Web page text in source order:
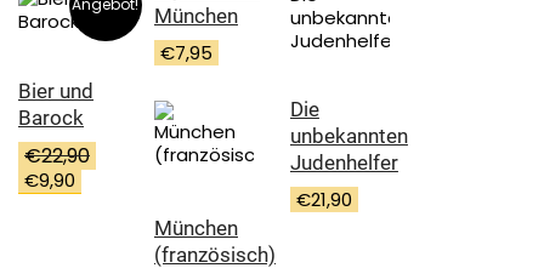
München
€7,95
Die
unbekannten
Judenhelfer
€21,90
Angebot!
Bier und
Barock
€22,90
Ursprünglicher
Preis
€9,90
Preis
München
(französisch)